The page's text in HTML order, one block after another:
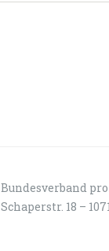
Bundesverband
Schaperstr. 18 –